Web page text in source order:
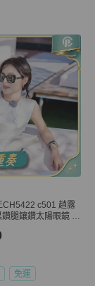
CH5422 c501 趙露
腿鑲鑽太陽眼鏡 全
免運